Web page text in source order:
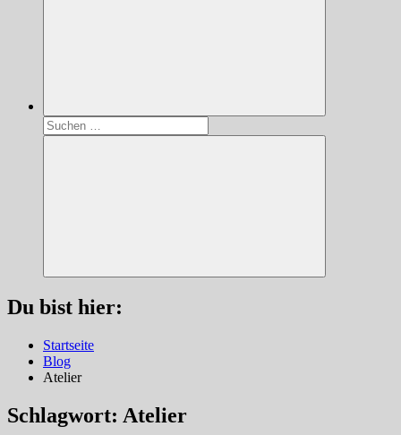
Suchen
nach:
Suchen
Du bist hier:
Startseite
Blog
Atelier
Schlagwort: Atelier